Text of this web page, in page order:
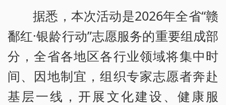
据悉，本次活动是2026年全省“赣
鄱红·银龄行动”志愿服务的重要组成部
分，全省各地区各行业领域将集中时
间、因地制宜，组织专家志愿者奔赴
基层一线，开展文化建设、健康服